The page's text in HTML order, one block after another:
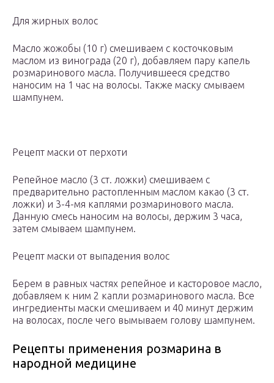
Для жирных волос
Масло жожобы (10 г) смешиваем с косточковым
маслом из винограда (20 г), добавляем пару капель
розмаринового масла. Получившееся средство
наносим на 1 час на волосы. Также маску смываем
шампунем.
Рецепт маски от перхоти
Репейное масло (3 ст. ложки) смешиваем с
предварительно растопленным маслом какао (3 ст.
ложки) и 3-4-мя каплями розмаринового масла.
Данную смесь наносим на волосы, держим 3 часа,
затем смываем шампунем.
Рецепт маски от выпадения волос
Берем в равных частях репейное и касторовое масло,
добавляем к ним 2 капли розмаринового масла. Все
ингредиенты маски смешиваем и 40 минут держим
на волосах, после чего вымываем голову шампунем.
Рецепты применения розмарина в
народной медицине